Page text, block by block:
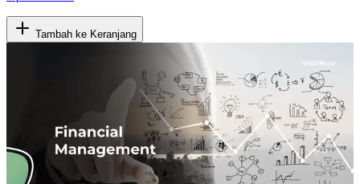
Tambah ke Keranjang